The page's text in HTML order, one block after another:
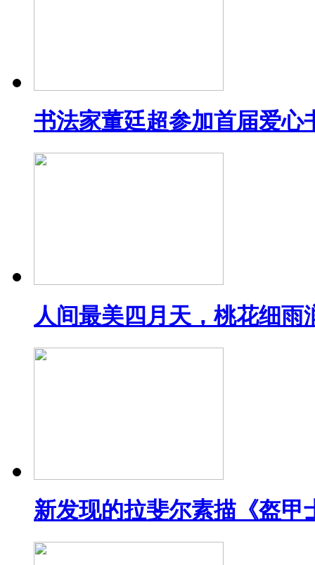
书法家董廷超参加首届爱心
人间最美四月天，桃花细
新发现的拉斐尔素描《盔甲